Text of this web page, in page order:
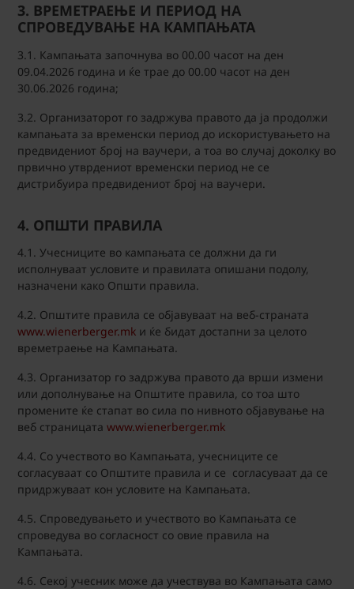
3. ВРЕМЕТРАЕЊЕ И ПЕРИОД НА
СПРОВЕДУВАЊЕ НА КАМПАЊАТА
3.1. Кампањата започнува во 00.00 часот на ден
09.04.2026 година и ќе трае до 00.00 часот на ден
30.06.2026 година;
3.2. Организаторот го задржува правото да ја продолжи
кампањата за временски период до искористувањето на
предвидениот број на ваучери, а тоа во случај доколку во
првично утврдениот временски период не се
дистрибуира предвидениот број на ваучери.
4. ОПШТИ ПРАВИЛА
4.1. Учесниците во кампањата се должни да ги
исполнуваат условите и правилата опишани подолу,
назначени како Општи правила.
4.2. Општите правила се објавуваат на веб-страната
www.wienerberger.mk и ќе бидат достапни за целото
времетраење на Кампањата.
4.3. Организатор го задржува правото да врши измени
или дополнување на Општите правила, со тоа што
промените ќе стапат во сила по нивното објавување на
веб страницата www.wienerberger.mk
4.4. Со учеството во Кампањата, учесниците се
согласуваат со Општите правила и се согласуваат да се
придржуваат кон условите на Кампањата.
4.5. Спроведувањето и учеството во Кампањата се
спроведува во согласност со овие правила на
Кампањата.
4.6. Секој учесник може да учествува во Кампањата само